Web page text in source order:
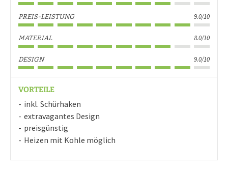
PREIS-LEISTUNG 9.0/10
MATERIAL 8.0/10
DESIGN 9.0/10
VORTEILE
inkl. Schürhaken
extravagantes Design
preisgünstig
Heizen mit Kohle möglich